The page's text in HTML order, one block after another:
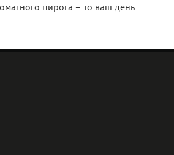
пирога – то ваш день